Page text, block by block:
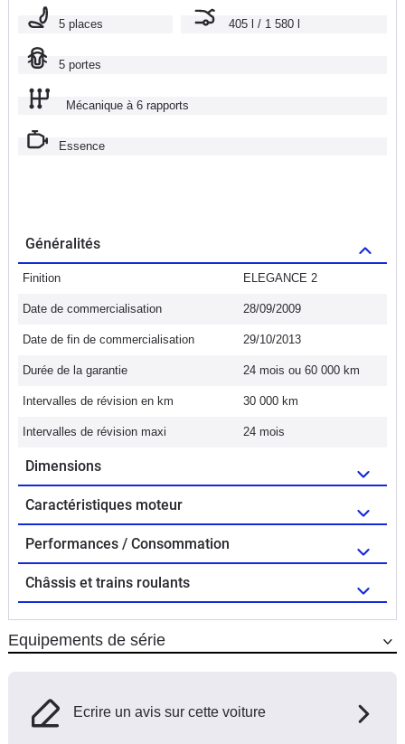
5 places 405 l / 1 580 l
5 portes
Mécanique à 6 rapports
Essence
Généralités
Finition ELEGANCE 2
Date de commercialisation 28/09/2009
Date de fin de commercialisation 29/10/2013
Durée de la garantie 24 mois ou 60 000 km
Intervalles de révision en km 30 000 km
Intervalles de révision maxi 24 mois
Dimensions
Caractéristiques moteur
Performances / Consommation
Châssis et trains roulants
Equipements de série
Ecrire un avis sur cette voiture